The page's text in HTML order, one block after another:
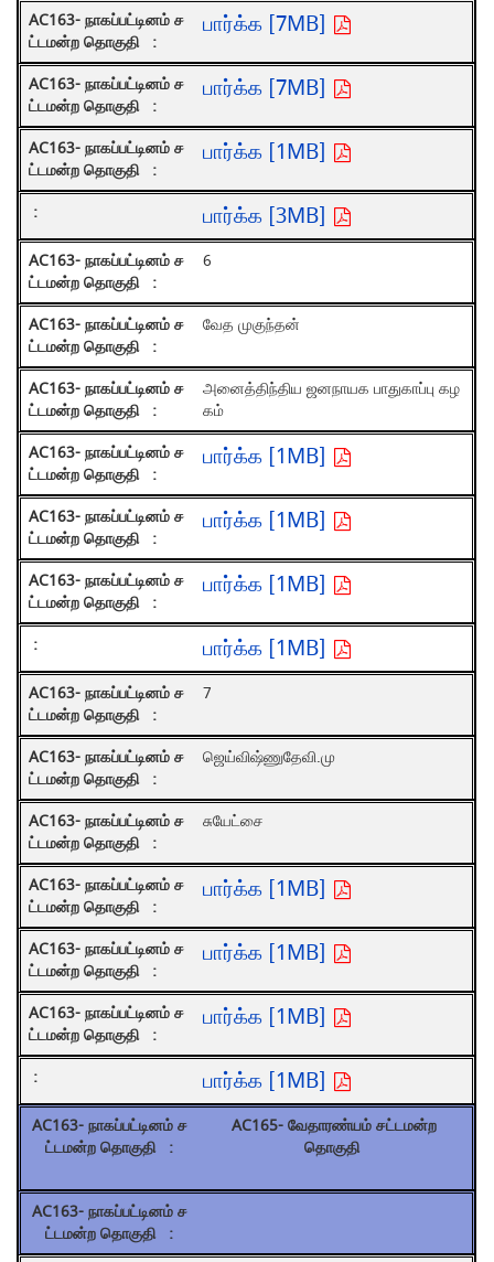
பார்க்க [7MB]
பார்க்க [7MB]
பார்க்க [1MB]
பார்க்க [3MB]
6
வேத முகுந்தன்
அனைத்திந்திய ஜனநாயக பாதுகாப்பு கழ
கம்
பார்க்க [1MB]
பார்க்க [1MB]
பார்க்க [1MB]
பார்க்க [1MB]
7
ஜெய்விஷ்ணுதேவி.மு
சுயேட்சை
பார்க்க [1MB]
பார்க்க [1MB]
பார்க்க [1MB]
பார்க்க [1MB]
AC165- வேதாரண்யம் சட்டமன்ற
தொகுதி